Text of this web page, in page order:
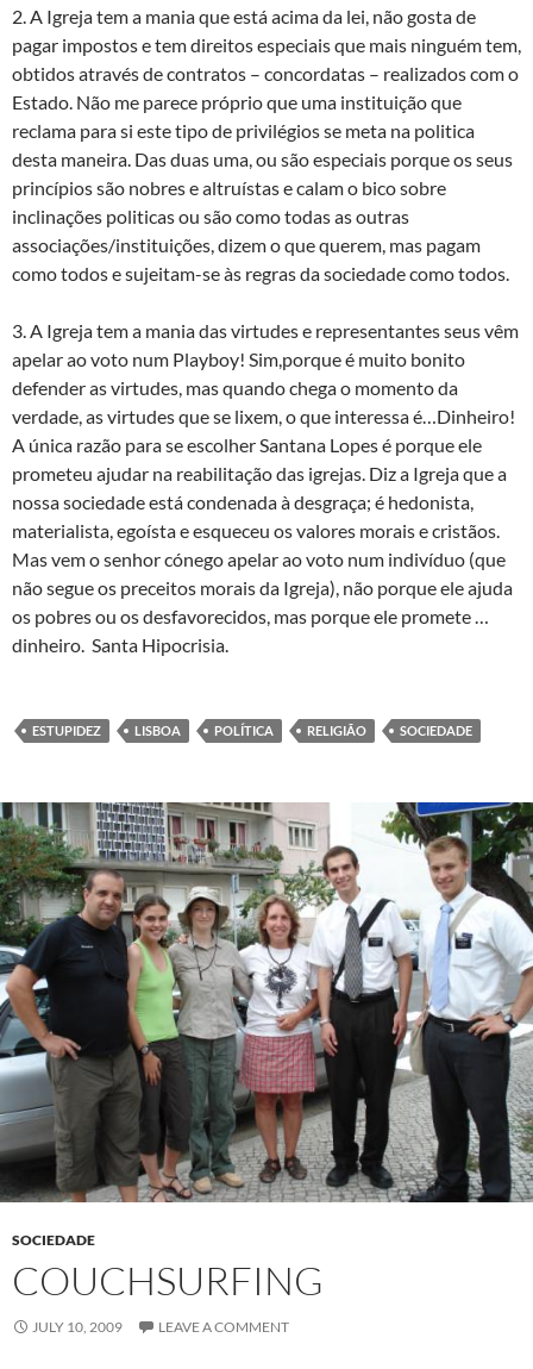
2. A Igreja tem a mania que está acima da lei, não gosta de
pagar impostos e tem direitos especiais que mais ninguém tem,
obtidos através de contratos – concordatas – realizados com o
Estado. Não me parece próprio que uma instituição que
reclama para si este tipo de privilégios se meta na politica
desta maneira. Das duas uma, ou são especiais porque os seus
princípios são nobres e altruístas e calam o bico sobre
inclinações politicas ou são como todas as outras
associações/instituições, dizem o que querem, mas pagam
como todos e sujeitam-se às regras da sociedade como todos.
3. A Igreja tem a mania das virtudes e representantes seus vêm
apelar ao voto num Playboy! Sim,porque é muito bonito
defender as virtudes, mas quando chega o momento da
verdade, as virtudes que se lixem, o que interessa é…Dinheiro!
A única razão para se escolher Santana Lopes é porque ele
prometeu ajudar na reabilitação das igrejas. Diz a Igreja que a
nossa sociedade está condenada à desgraça; é hedonista,
materialista, egoísta e esqueceu os valores morais e cristãos.
Mas vem o senhor cónego apelar ao voto num indivíduo (que
não segue os preceitos morais da Igreja), não porque ele ajuda
os pobres ou os desfavorecidos, mas porque ele promete …
dinheiro. Santa Hipocrisia.
ESTUPIDEZ LISBOA POLÍTICA RELIGIÃO SOCIEDADE
SOCIEDADE
COUCHSURFING
JULY 10, 2009 LEAVE A COMMENT